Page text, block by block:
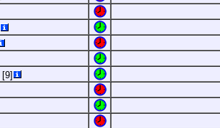
[9]